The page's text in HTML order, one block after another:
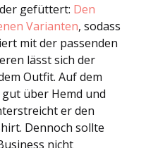
gefüttert: Den
Varianten, sodass
mit der passenden
lässt sich der
Outfit. Auf dem
über Hemd und
er den
Dennoch sollte
nicht